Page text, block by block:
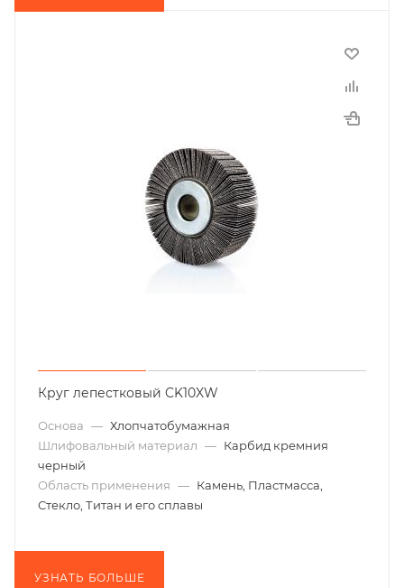
Круг лепестковый CK10XW
Основа — Хлопчатобумажная
Шлифовальный материал — Карбид кремния
черный
Область применения — Камень, Пластмасса,
Стекло, Титан и его сплавы
УЗНАТЬ БОЛЬШЕ